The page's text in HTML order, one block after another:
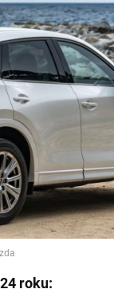
roku: